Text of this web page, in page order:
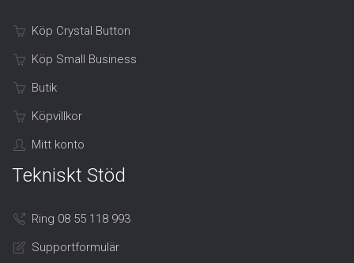
Köp Crystal Button
Köp Small Business
Butik
Köpvillkor
Mitt konto
Tekniskt Stöd
Ring 08 55 118 993
Supportformulär